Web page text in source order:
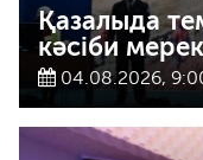
Қазалыда
кәсіби
04.08.2026,